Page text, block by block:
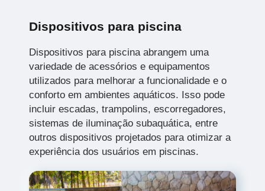
Dispositivos para piscina
Dispositivos para piscina abrangem uma
variedade de acessórios e equipamentos
utilizados para melhorar a funcionalidade e o
conforto em ambientes aquáticos. Isso pode
incluir escadas, trampolins, escorregadores,
sistemas de iluminação subaquática, entre
outros dispositivos projetados para otimizar a
experiência dos usuários em piscinas.